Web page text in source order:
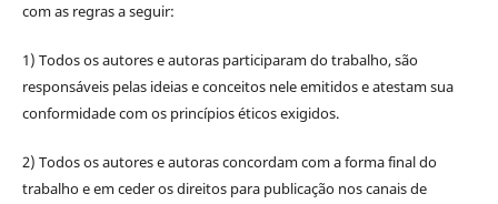
com as regras a seguir:
1) Todos os autores e autoras participaram do trabalho, são
responsáveis pelas ideias e conceitos nele emitidos e atestam sua
conformidade com os princípios éticos exigidos.
2) Todos os autores e autoras concordam com a forma final do
trabalho e em ceder os direitos para publicação nos canais de